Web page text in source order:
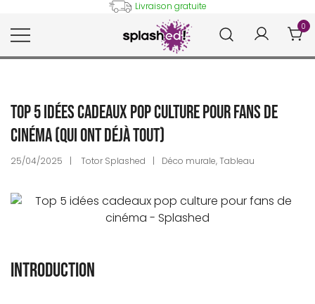
to
content
Livraison gratuite
0
Top 5 idées cadeaux pop culture pour fans de
cinéma (qui ont déjà tout)
25/04/2025 Totor Splashed Déco murale,Tableau
Introduction